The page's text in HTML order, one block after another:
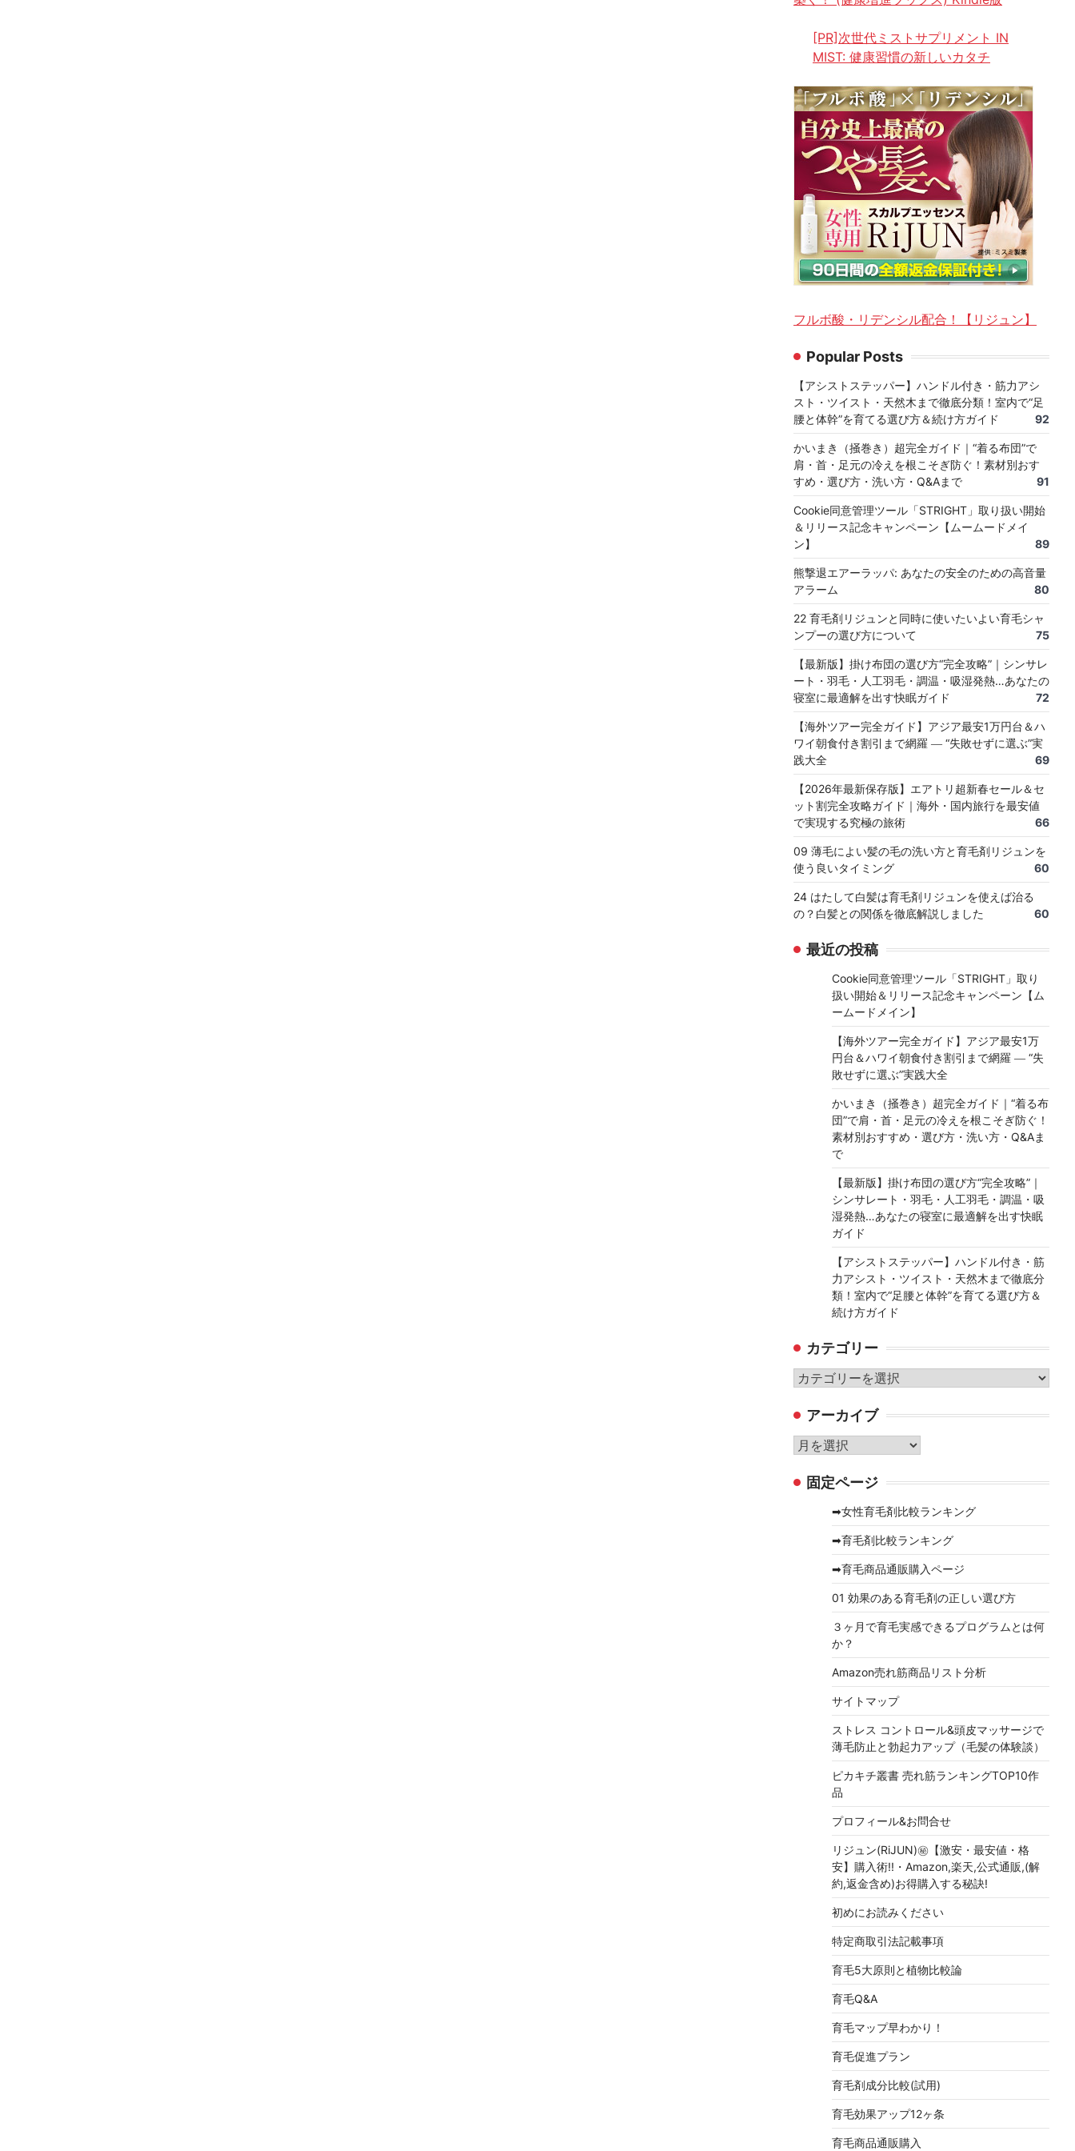
[PR]次世代ミストサプリメント IN
MIST: 健康習慣の新しいカタチ
フルボ酸・リデンシル配合！【リジュン】
Popular Posts
【アシストステッパー】ハンドル付き・筋力アシ
スト・ツイスト・天然木まで徹底分類！室内で“足
腰と体幹”を育てる選び方＆続け方ガイド
92
かいまき（掻巻き）超完全ガイド｜“着る布団”で
肩・首・足元の冷えを根こそぎ防ぐ！素材別おす
すめ・選び方・洗い方・Q&Aまで
91
Cookie同意管理ツール「STRIGHT」取り扱い開始
＆リリース記念キャンペーン【ムームードメイ
ン】
89
熊撃退エアーラッパ: あなたの安全のための高音量
アラーム
80
22 育毛剤リジュンと同時に使いたいよい育毛シャ
ンプーの選び方について
75
【最新版】掛け布団の選び方“完全攻略”｜シンサレ
ート・羽毛・人工羽毛・調温・吸湿発熱…あなたの
寝室に最適解を出す快眠ガイド
72
【海外ツアー完全ガイド】アジア最安1万円台＆ハ
ワイ朝食付き割引まで網羅 ― “失敗せずに選ぶ”実
践大全
69
【2026年最新保存版】エアトリ超新春セール＆セ
ット割完全攻略ガイド｜海外・国内旅行を最安値
で実現する究極の旅術
66
09 薄毛によい髪の毛の洗い方と育毛剤リジュンを
使う良いタイミング
60
24 はたして白髪は育毛剤リジュンを使えば治る
の？白髪との関係を徹底解説しました
60
最近の投稿
Cookie同意管理ツール「STRIGHT」取り
扱い開始＆リリース記念キャンペーン【ム
ームードメイン】
【海外ツアー完全ガイド】アジア最安1万
円台＆ハワイ朝食付き割引まで網羅 ― “失
敗せずに選ぶ”実践大全
かいまき（掻巻き）超完全ガイド｜“着る布
団”で肩・首・足元の冷えを根こそぎ防ぐ！
素材別おすすめ・選び方・洗い方・Q&Aま
で
【最新版】掛け布団の選び方“完全攻略”｜
シンサレート・羽毛・人工羽毛・調温・吸
湿発熱…あなたの寝室に最適解を出す快眠
ガイド
【アシストステッパー】ハンドル付き・筋
力アシスト・ツイスト・天然木まで徹底分
類！室内で“足腰と体幹”を育てる選び方＆
続け方ガイド
カテゴリー
カ
ゴ
リ
ー
アーカイブ
ア
カ 固定ページ
➡女性育毛剤比較ランキング
➡育毛剤比較ランキング
➡育毛商品通販購入ページ
01 効果のある育毛剤の正しい選び方
３ヶ月で育毛実感できるプログラムとは何
か？
Amazon売れ筋商品リスト分析
サイトマップ
ストレス コントロール&頭皮マッサージで
薄毛防止と勃起力アップ（毛髪の体験談）
ピカキチ叢書 売れ筋ランキングTOP10作
品
プロフィール&お問合せ
リジュン(RiJUN)㊙【激安・最安値・格
安】購入術!!・Amazon,楽天,公式通販,(解
約,返金含め)お得購入する秘訣!
初めにお読みください
特定商取引法記載事項
育毛5大原則と植物比較論
育毛Q&A
育毛マップ早わかり！
育毛促進プラン
育毛剤成分比較(試用)
育毛効果アップ12ヶ条
育毛商品通販購入